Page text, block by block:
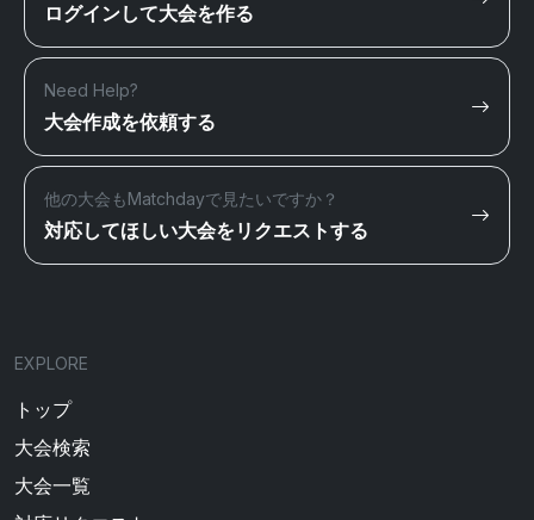
ログインして大会を作る
Need Help?
大会作成を依頼する
他の大会もMatchdayで見たいですか？
対応してほしい大会をリクエストする
EXPLORE
トップ
大会検索
大会一覧